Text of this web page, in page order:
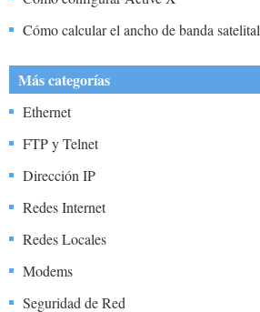
Cómo calcular el ancho de banda satelital
Más categorías
Ethernet
FTP y Telnet
Dirección IP
Redes Internet
Redes Locales
Modems
Seguridad de Red